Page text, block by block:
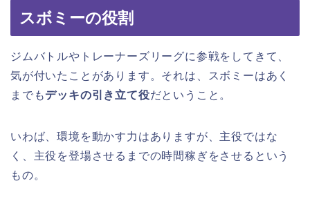
スボミーの役割
ジムバトルやトレーナーズリーグに参戦をしてきて、
気が付いたことがあります。それは、スボミーはあく
までもデッキの引き立て役だということ。
いわば、環境を動かす力はありますが、主役ではな
く、主役を登場させるまでの時間稼ぎをさせるという
もの。